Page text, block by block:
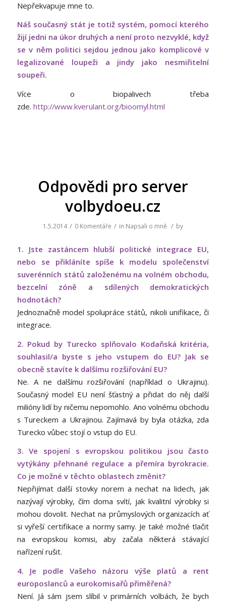
Nepřekvapuje mne to.
Náš současný stát je totiž systém, pomocí kterého
žijí jedni na úkor druhých a není proto nezvyklé, když
se v něm politici sejdou jednou jako komplicové v
legalizované loupeži a jindy jako nesmiřitelní
soupeři.
Více o biopalivech třeba
zde. http://www.kverulant.org/bioomyl.html
Odpovědi pro server
volbydoeu.cz
1.5.2014 / 0 Komentáře / in Napsali o mně / by
1. Jste zastáncem hlubší politické integrace EU,
nebo se přikláníte spíše k modelu společenství
suverénních států založenému na volném obchodu,
bezcelní zóně a sdílených demokratických
hodnotách?
Jednoznačně model spolupráce států, nikoli unifikace, či
integrace.
2. Pokud by Turecko splňovalo Kodaňská kritéria,
souhlasil/a byste s jeho vstupem do EU? Jak se
obecně stavíte k dalšímu rozšiřování EU?
Ne. A ne dalšímu rozšiřování (například o Ukrajinu).
Současný model EU není šťastný a přidat do něj další
milióny lidí by ničemu nepomohlo. Ano volnému obchodu
s Tureckem a Ukrajinou. Zajímavá by byla otázka, zda
Turecko vůbec stojí o vstup do EU.
3. Ve spojení s evropskou politikou jsou často
vytýkány přehnané regulace a přemíra byrokracie.
Co je možné v těchto oblastech změnit?
Nepřijímat další stovky norem a nechat na lidech, jak
nazývají výrobky, čím doma svítí, jak kvalitní výrobky si
mohou dovolit. Nechat na průmyslových organizacích ať
si vyřeší certifikace a normy samy. Je také možné tlačit
na evropskou komisi, aby začala některá stávající
nařízení rušit.
4. Je podle Vašeho názoru výše platů a rent
europoslanců a eurokomisařů přiměřená?
Není. Já sám jsem slíbil v primárních volbách, že bych